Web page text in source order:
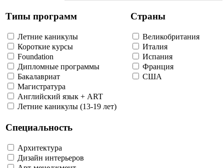
Типы программ
Летние каникулы
Короткие курсы
Foundation
Дипломные программы
Бакалавриат
Магистратура
Английский язык + ART
Летние каникулы (13-19 лет)
Страны
Великобритания
Италия
Испания
Франция
США
Специальность
Архитектура
Дизайн интерьеров